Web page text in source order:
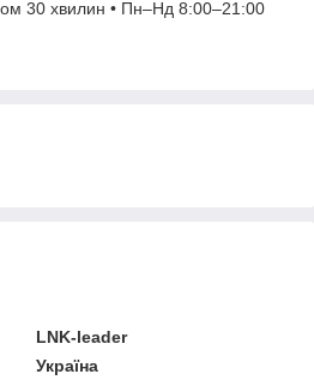
30 хвилин • Пн–Нд 8:00–21:00
LNK-leader
Україна